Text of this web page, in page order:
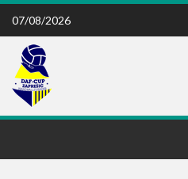
Skip
content
07/08/2026